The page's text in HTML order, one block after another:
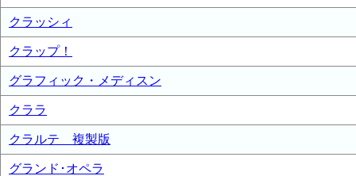
クラッシィ
クラップ！
グラフィック・メディスン
クララ
クラルテ 複製版
グランド･オペラ